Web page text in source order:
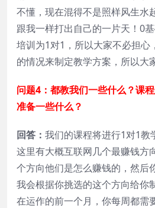
不懂，现在混得不是照样风生水
跟我一样打出自己的一片天！0
培训为1对1，所以大家不必担心
的情况来制定教学方案，所以大
问题4：都教我们一些什么？课
准备一些什么？
回答： 我们的课程将进行1对1教
这里有大概互联网几个最赚钱方
个方向他们是怎么赚钱的，然后
我会根据你挑选的这个方向给你
在运作的前一个月，你每周都需